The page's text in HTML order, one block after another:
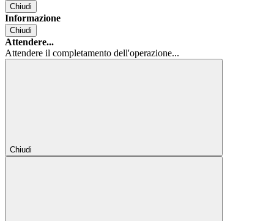
Chiudi
Informazione
Chiudi
Attendere...
Attendere il completamento dell'operazione...
Chiudi